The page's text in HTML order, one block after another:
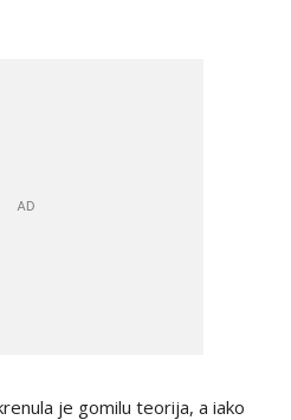
je gomilu teorija, a iako